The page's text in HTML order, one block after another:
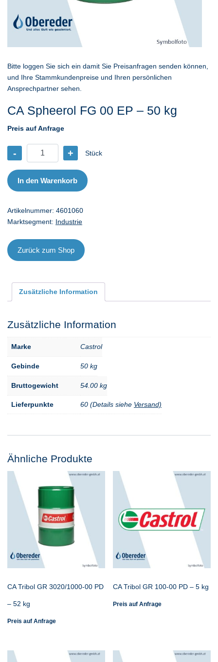
CA Spheerol FG 00 EP – 50 kg
Preis auf Anfrage
CA
Spheerol
FG
00
-
50
Menge
- + Stück
In den Warenkorb
Artikelnummer: 4601060
Marktsegment: Industrie
Zurück zum Shop
Bitte loggen Sie sich ein damit Sie Preisanfragen senden können,
und Ihre Stammkundenpreise und Ihren persönlichen
Ansprechpartner sehen.
Zusätzliche Information
Zusätzliche Information
Lieferpunkte 60 (Details siehe Versand)
Marke Castrol
Gebinde 50 kg
Bruttogewicht 54.00 kg
Ähnliche Produkte
CA Tribol GR 3020/1000-00 PD
– 52 kg
Preis auf Anfrage
CA Tribol GR 100-00 PD – 5 kg
Preis auf Anfrage